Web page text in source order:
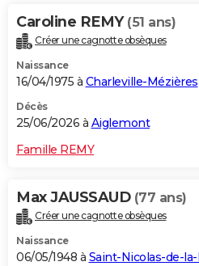
Alimentation
Guide de la santé
Maladies
Médicaments
Sommeil
VOYAGE
Destinations
City break
Voyage nature
Voyage de noces
Forum
Climat
+PHOTO
GUIDES D'ACHAT
Carte de Noël
Carte Bonne année
Carte Saint-Valentin
Carte Pâques
Carte d'anniversaire
DICTIONNAIRE
Dictionnaire
Biographies
Citations
Expressions
Proverbes
PROGRAMME TV
Caroline REMY (51 ans)
Créer une cagnotte obsèques
Naissance
16/04/1975 à Charleville-Mézières
Décès
25/06/2026 à Aiglemont
Famille REMY
Max JAUSSAUD (77 ans)
Créer une cagnotte obsèques
Naissance
06/05/1948 à Saint-Nicolas-de-